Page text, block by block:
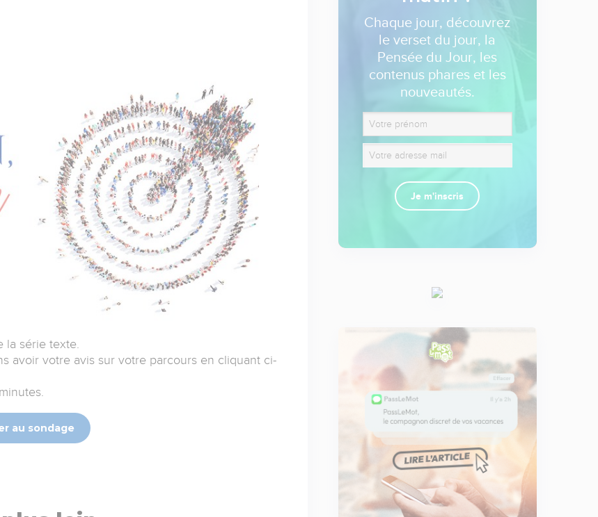
la série texte.
avoir votre avis sur votre parcours en cliquant ci-
au sondage
Chaque jour, découvrez
le verset du jour, la
Pensée du Jour, les
contenus phares et les
nouveautés.
Je m'inscris